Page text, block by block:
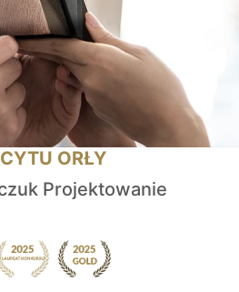
ORŁY
Projektowanie